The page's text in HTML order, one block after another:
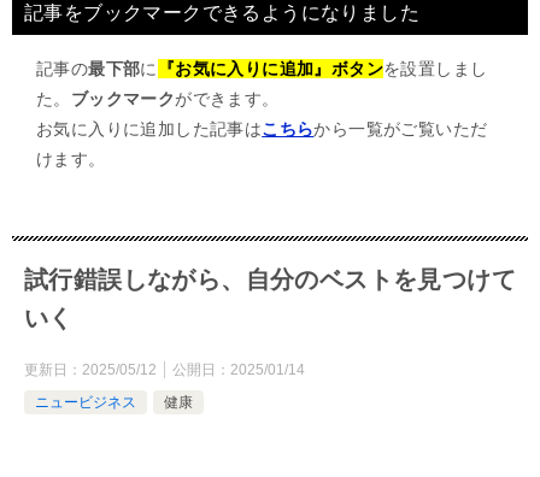
記事をブックマークできるようになりました
記事の最下部に 『お気に入りに追加』ボタンを設置しまし
た。 ブックマークができます。
お気に入りに追加した記事はこちらから一覧がご覧いただ
けます。
試行錯誤しながら、自分のベストを見つけて
いく
更新日： 2025/05/12 公開日： 2025/01/14
ニュービジネス
健康